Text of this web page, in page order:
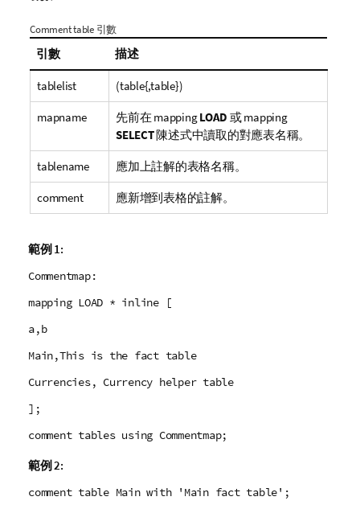
Comment table 引數
引數 描述
tablelist (table{,table})
mapname 先前在 mappingLOAD 或 mapping
SELECT陳述式中讀取的對應表名稱。
tablename 應加上註解的表格名稱。
comment 應新增到表格的註解。
範例 1:
Commentmap:
mapping LOAD * inline [
a,b
Main,This is the fact table
Currencies, Currency helper table
];
comment tables using Commentmap;
範例 2:
comment table Main with 'Main fact table';